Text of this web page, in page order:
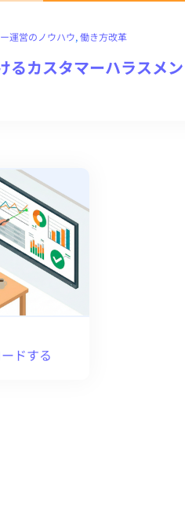
運営のノウハウ, 働き方改革
るカスタマーハラスメ
ドする